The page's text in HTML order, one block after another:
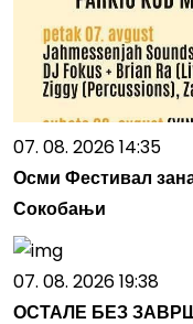
07. 08. 2026 14:35
Осми Фестивал
Сокобањи
07. 08. 2026 19:38
ОСТАЛЕ БЕЗ